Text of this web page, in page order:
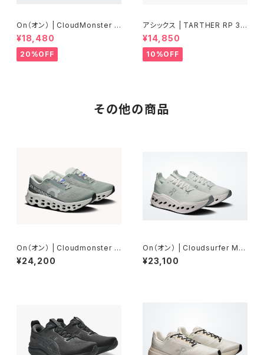
On（オン） | CloudMonster V
oid | Black/Black | Men
¥18,480
20%OFF
アシックス | TARTHER RP 3 |
BLACK/ILLUMINATE GREEN
| Men
¥14,850
10%OFF
その他の商品
On（オン） | Cloudmonster 3
| Tin/Ivory | Men
¥24,200
On（オン） | Cloudsurfer Ma
x | Iceberg / Ivory | Wome
n
¥23,100